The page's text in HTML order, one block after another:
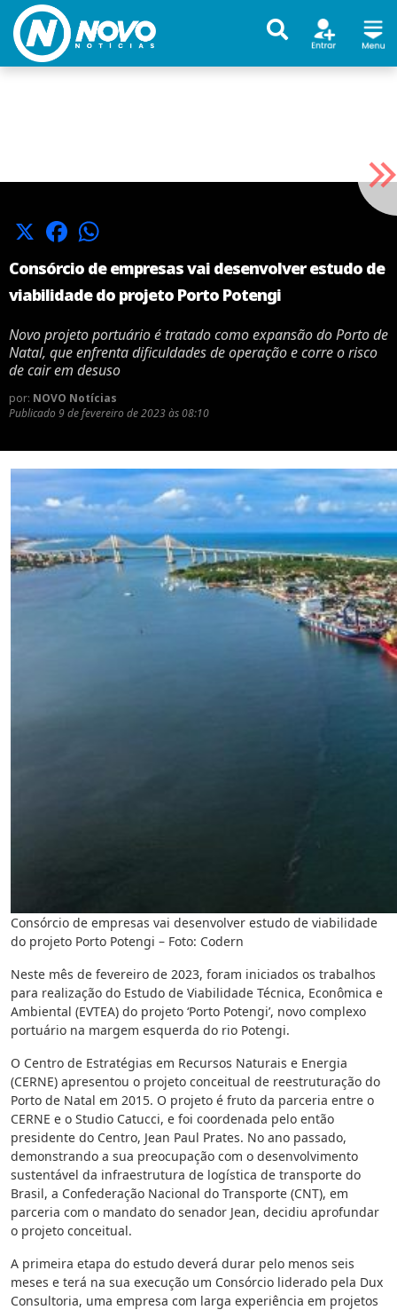
X Facebook
Consórcio de empresas vai desenvolver estudo de
viabilidade do projeto Porto Potengi
Novo projeto portuário é tratado como expansão do Porto de
Natal, que enfrenta dificuldades de operação e corre o risco
de cair em desuso
por: NOVO Notícias
Publicado 9 de fevereiro de 2023 às 08:10
Consórcio de empresas vai desenvolver estudo de viabilidade
do projeto Porto Potengi – Foto: Codern
Neste mês de fevereiro de 2023, foram iniciados os trabalhos
para realização do Estudo de Viabilidade Técnica, Econômica e
Ambiental (EVTEA) do projeto ‘Porto Potengi’, novo complexo
portuário na margem esquerda do rio Potengi.
O Centro de Estratégias em Recursos Naturais e Energia
(CERNE) apresentou o projeto conceitual de reestruturação do
Porto de Natal em 2015. O projeto é fruto da parceria entre o
CERNE e o Studio Catucci, e foi coordenada pelo então
presidente do Centro, Jean Paul Prates. No ano passado,
demonstrando a sua preocupação com o desenvolvimento
sustentável da infraestrutura de logística de transporte do
Brasil, a Confederação Nacional do Transporte (CNT), em
parceria com o mandato do senador Jean, decidiu aprofundar
o projeto conceitual.
A primeira etapa do estudo deverá durar pelo menos seis
meses e terá na sua execução um Consórcio liderado pela Dux
Consultoria, uma empresa com larga experiência em projetos